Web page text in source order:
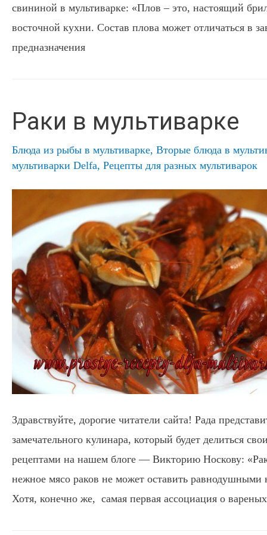
свининой в мультиварке: «Плов – это, настоящий
восточной кухни. Состав плова может отличаться в
предназначения
Раки в мультиварке
Блюда из рыбы в мультиварке, Вторые блюда в
мультиварки Delfa, Рецепты для разных мультиварок
Здравствуйте, дорогие читатели сайта! Рада
замечательного кулинара, который будет делиться
рецептами на нашем блоге — Викторию Носкову:
нежное мясо раков не может оставить равнодушными
Хотя, конечно же, самая первая ассоциация о